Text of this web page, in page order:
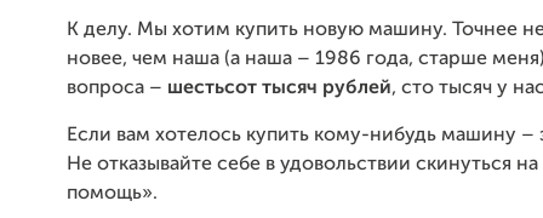
К делу. Мы хотим купить новую машину. Точнее
новее, чем наша (а наша – 1986 года, старше
вопроса – шестьсот тысяч рублей, сто тысяч у
Если вам хотелось купить кому-нибудь машину –
Не отказывайте себе в удовольствии скинуться
помощь».